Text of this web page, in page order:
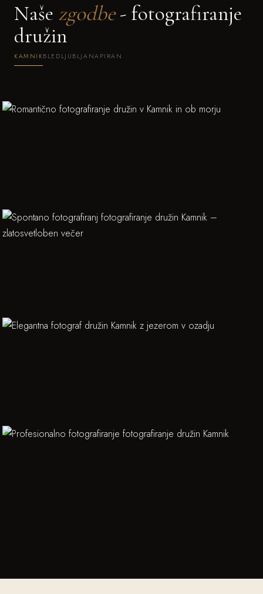
Naše zgodbe- fotografiranje
družin
KAMNIKBLED LJUBLJANA PIRAN